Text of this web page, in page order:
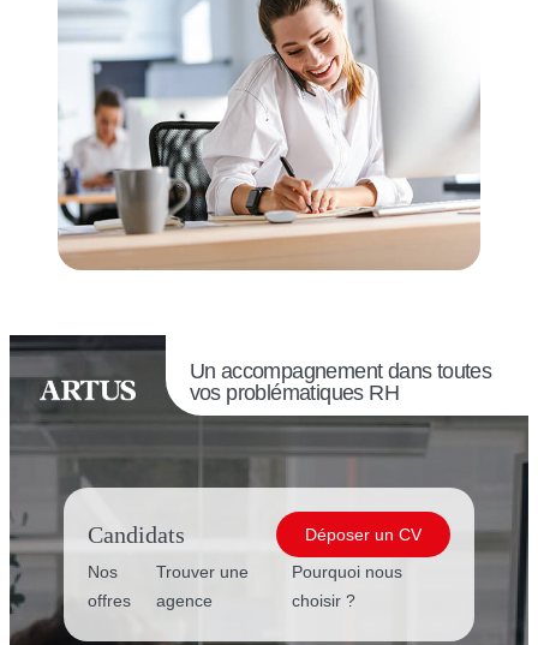
Un accompagnement dans toutes
vos problématiques RH
Candidats
Déposer un CV
Nos
offres
Trouver une
agence
Pourquoi nous
choisir ?